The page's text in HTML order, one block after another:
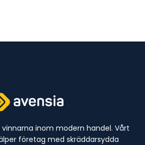
vinnarna inom modern handel. Vårt
företag med skräddarsydda